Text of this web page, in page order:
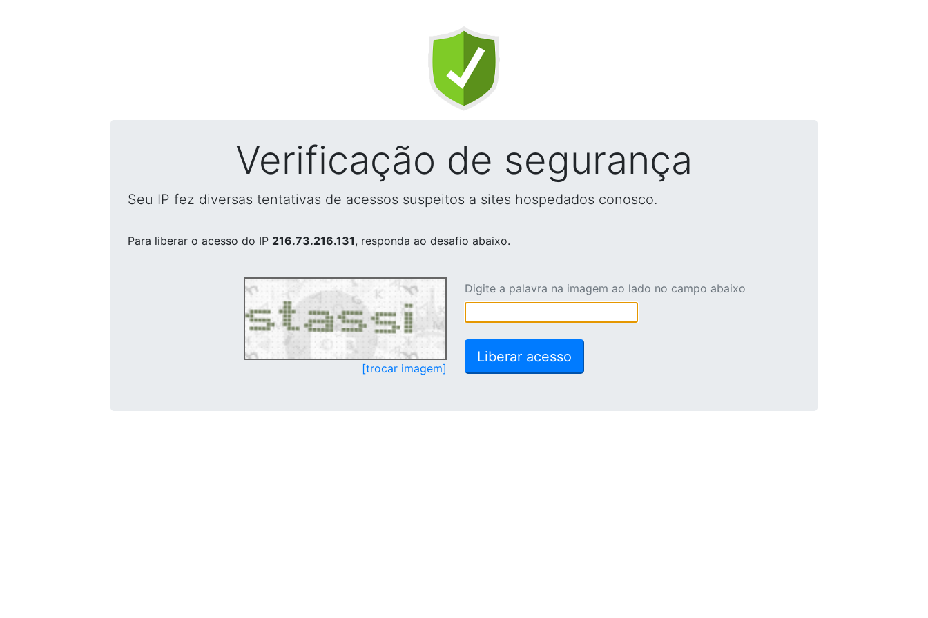
Verificação de segurança
Seu IP fez diversas tentativas de acessos suspeitos a sites hospedados conosco.
Para liberar o acesso do IP 216.73.216.131, responda ao desafio abaixo.
[trocar imagem]
Digite a palavra na imagem ao lado no campo abaixo